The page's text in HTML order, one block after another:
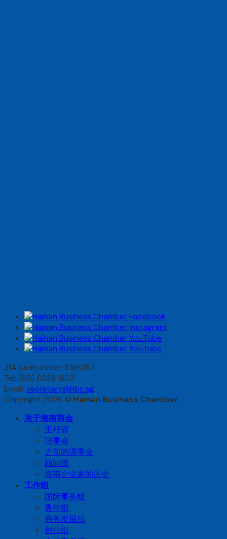
31A Seah Street S188387
Tel: (65) 6333 1803
Email: secretary@hbc.sg
Copyright 2026 © Hainan Business Chamber
关于海南商会
里程碑
理事会
之前的理事会
顾问团
海南企业家的历史
工作组
国际事务组
青年组
商务发展组
创业组